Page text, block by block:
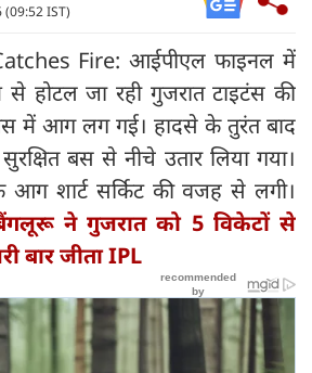
(09:52 IST)
Fire: आईपीएल फाइनल में
से होटल जा रही गुजरात टाइटंस की
में आग लग गई। हादसे के तुरंत बाद
बस से नीचे उतार लिया गया।
आग शार्ट सर्किट की वजह से लगी।
ने गुजरात को 5 विकेटों से
बार जीता IPL